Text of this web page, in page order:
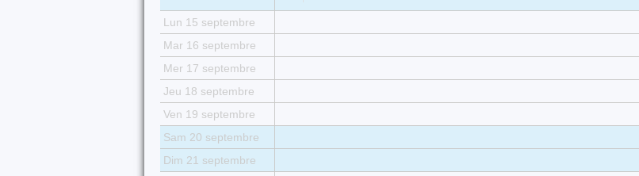
Lun 15 septembre
Mar 16 septembre
Mer 17 septembre
Jeu 18 septembre
Ven 19 septembre
Sam 20 septembre
Dim 21 septembre